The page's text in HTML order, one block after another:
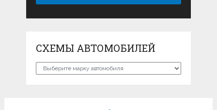
СХЕМЫ АВТОМОБИЛЕЙ
Схемы